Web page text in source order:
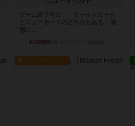
ゲーム終了時に、「オールドカード
とニューカードのどちらもある」 状
態に...
約11時間前
ルール/インスト